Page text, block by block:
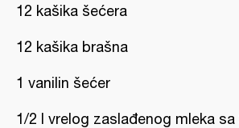
12 kašika šećera
12 kašika brašna
1 vanilin šećer
1/2 l vrelog zaslađenog mleka sa